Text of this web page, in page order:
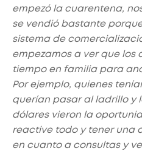
empezó la cuarentena,
se vendió bastante
sistema de
empezamos a ver que los
tiempo en familia para
Por ejemplo, quienes
querían pasar al ladrillo y
dólares vieron la
reactive todo y tener una
en cuanto a consultas y